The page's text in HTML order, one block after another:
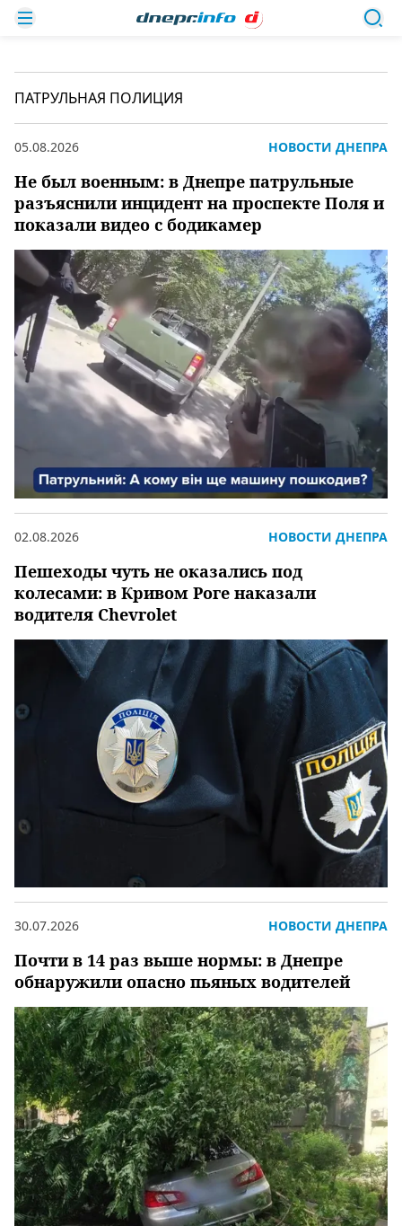
ПАТРУЛЬНАЯ ПОЛИЦИЯ
Не был военным: в Днепре патрульные
разъяснили инцидент на проспекте Поля и
показали видео с бодикамер
05.08.2026 НОВОСТИ ДНЕПРА
Пешеходы чуть не оказались под
колесами: в Кривом Роге наказали
водителя Chevrolet
02.08.2026 НОВОСТИ ДНЕПРА
Почти в 14 раз выше нормы: в Днепре
обнаружили опасно пьяных водителей
30.07.2026 НОВОСТИ ДНЕПРА